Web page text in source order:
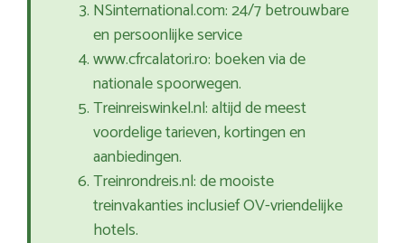
NSinternational.com: 24/7 betrouwbare
en persoonlijke service
www.cfrcalatori.ro: boeken via de
nationale spoorwegen.
Treinreiswinkel.nl: altijd de meest
voordelige tarieven, kortingen en
aanbiedingen.
Treinrondreis.nl: de mooiste
treinvakanties inclusief OV-vriendelijke
hotels.